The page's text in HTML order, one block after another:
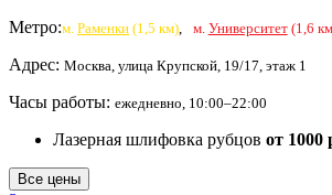
Метро:м. Раменки (1,5 км) м. Университет(1,6
Адрес: Москва, улица Крупской, 19/17, этаж 1
Часы работы: ежедневно, 10:00–22:00
Лазерная шлифовка рубцов от 1000
Все цены